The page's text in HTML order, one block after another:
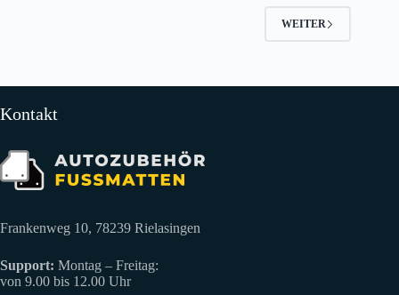
WEITER
Kontakt
Frankenweg 10, 78239 Rielasingen
Support: Montag – Freitag:
von 9.00 bis 12.00 Uhr